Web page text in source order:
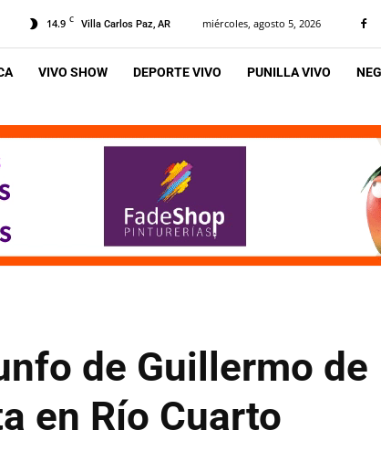
14.9 C Villa Carlos Paz, AR miércoles, agosto 5, 2026
VIVO SHOW DEPORTE VIVO PUNILLA VIVO
de Guillermo de
en Río Cuarto